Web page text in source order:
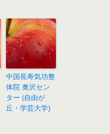
中国長寿気功整
体院 奥沢セン
ター (自由が
丘・学芸大学)